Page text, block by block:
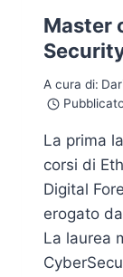
Master
A cura di:
La prima
corsi di
Digital
erogato
La laurea